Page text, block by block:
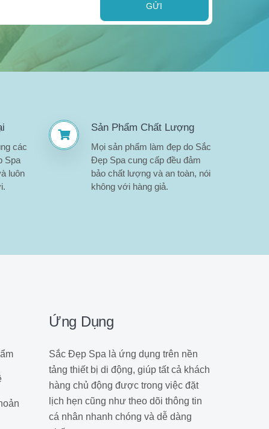
GỬI
các
Spa
luôn
Sản Phẩm Chất Lượng
Mọi sản phẩm làm đẹp do Sắc
Đẹp Spa cung cấp đều đảm
bảo chất lượng và an toàn, nói
không với hàng giả.
Ứng Dụng
Sắc Đẹp Spa là ứng dụng trên nền
tảng thiết bị di động, giúp tất cả khách
hàng chủ động được trong việc đặt
lịch hẹn cũng như theo dõi thông tin
cá nhân nhanh chóng và dễ dàng